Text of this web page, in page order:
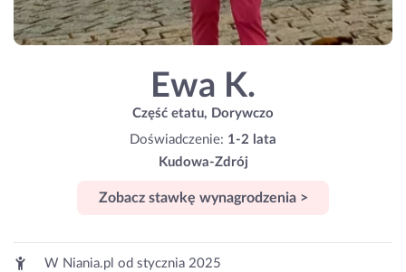
Ewa K.
Część etatu, Dorywczo
Doświadczenie: 1-2 lata
Kudowa-Zdrój
Zobacz stawkę wynagrodzenia >
W Niania.pl od stycznia 2025